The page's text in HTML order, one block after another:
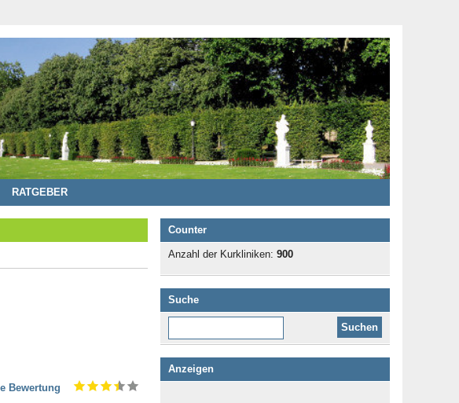
RATGEBER
Bewertung
Counter
Anzahl der Kurkliniken: 900
Suche
Anzeigen